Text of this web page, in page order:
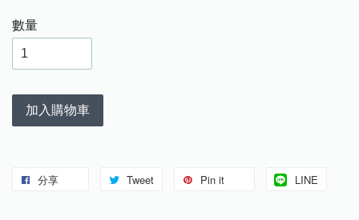
數量
加入購物車
分享 Tweet Pin it LINE